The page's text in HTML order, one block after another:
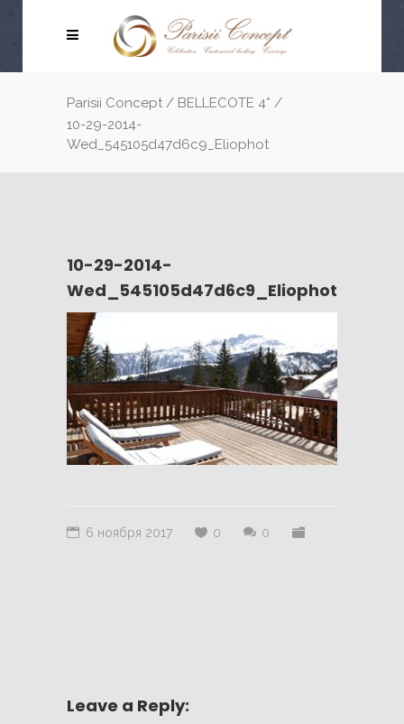
Parisii Concept / BELLECOTE 4* /
10-29-2014-
Wed_545105d47d6c9_Eliophot
10-29-2014-
Wed_545105d47d6c9_Eliophot
6 ноября 2017 0 0
Leave a Reply: